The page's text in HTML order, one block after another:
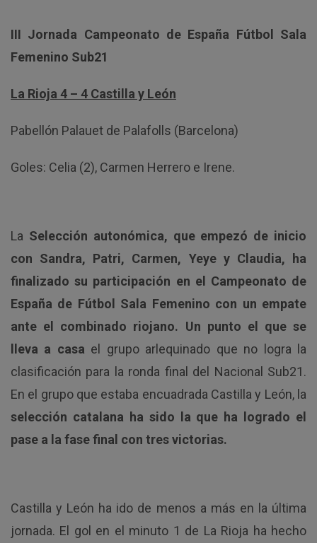
III Jornada Campeonato de España Fútbol Sala
Femenino Sub21
La Rioja 4 – 4 Castilla y León
Pabellón Palauet de Palafolls (Barcelona)
Goles: Celia (2), Carmen Herrero e Irene.
La Selección autonómica, que empezó de inicio
con Sandra, Patri, Carmen, Yeye y Claudia, ha
finalizado su participación en el Campeonato de
España de Fútbol Sala Femenino con un empate
ante el combinado riojano. Un punto el que se
lleva a casa el grupo arlequinado que no logra la
clasificación para la ronda final del Nacional Sub21.
En el grupo que estaba encuadrada Castilla y León, la
selección catalana ha sido la que ha logrado el
pase a la fase final con tres victorias.
Castilla y León ha ido de menos a más en la última
jornada. El gol en el minuto 1 de La Rioja ha hecho